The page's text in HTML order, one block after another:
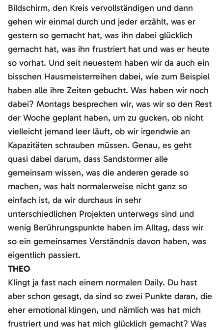
Bildschirm, den Kreis vervollständigen und dann
gehen wir einmal durch und jeder erzählt, was er
gestern so gemacht hat, was ihn dabei glücklich
gemacht hat, was ihn frustriert hat und was er heute
so vorhat. Und seit neuestem haben wir da auch ein
bisschen Hausmeisterreihen dabei, wie zum Beispiel
haben alle ihre Zeiten gebucht. Was haben wir noch
dabei? Montags besprechen wir, was wir so den Rest
der Woche geplant haben, um zu gucken, ob nicht
vielleicht jemand leer läuft, ob wir irgendwie an
Kapazitäten schrauben müssen. Genau, es geht
quasi dabei darum, dass Sandstormer alle
gemeinsam wissen, was die anderen gerade so
machen, was halt normalerweise nicht ganz so
einfach ist, da wir durchaus in sehr
unterschiedlichen Projekten unterwegs sind und
wenig Berührungspunkte haben im Alltag, dass wir
so ein gemeinsames Verständnis davon haben, was
eigentlich passiert.
THEO
Klingt ja fast nach einem normalen Daily. Du hast
aber schon gesagt, da sind so zwei Punkte daran, die
eher emotional klingen, und nämlich was hat mich
frustriert und was hat mich glücklich gemacht? Was